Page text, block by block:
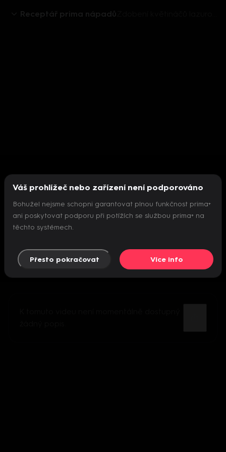
Receptář prima nápadů
Nepodařilo se inicializovat přehrávač
Váš prohlížeč nebo zařízení není podporováno
Bohužel nejsme schopni garantovat plnou funkčnost prima+
ani poskytovat podporu při potížích se službou prima+ na
těchto systémech.
Přesto pokračovat Více info